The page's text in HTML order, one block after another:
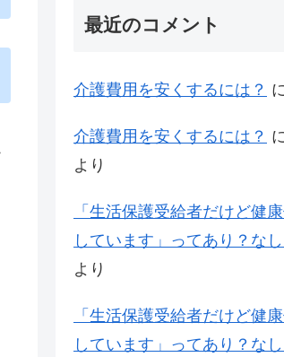
最近のコメント
介護費用を安くするには？
介護費用を安くするには？
より
「生活保護受給者だけど健
しています」ってあり？なし
より
「生活保護受給者だけど健
しています」ってあり？なし